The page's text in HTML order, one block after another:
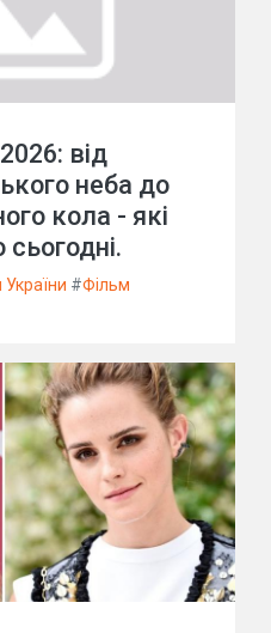
від
неба до
кола - які
сьогодні.
України #Фільм